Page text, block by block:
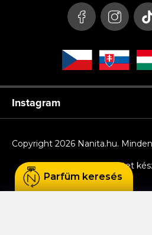
Instagram
Shoptet
Copyright 2026 Nanita.hu.
Parfüm keresés